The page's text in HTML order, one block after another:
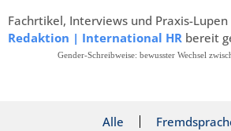
Fachrtikel, Interviews und Praxis-
Redaktion | International HR bereit
Gender-Schreibweise: bewusster Wechsel
Alle